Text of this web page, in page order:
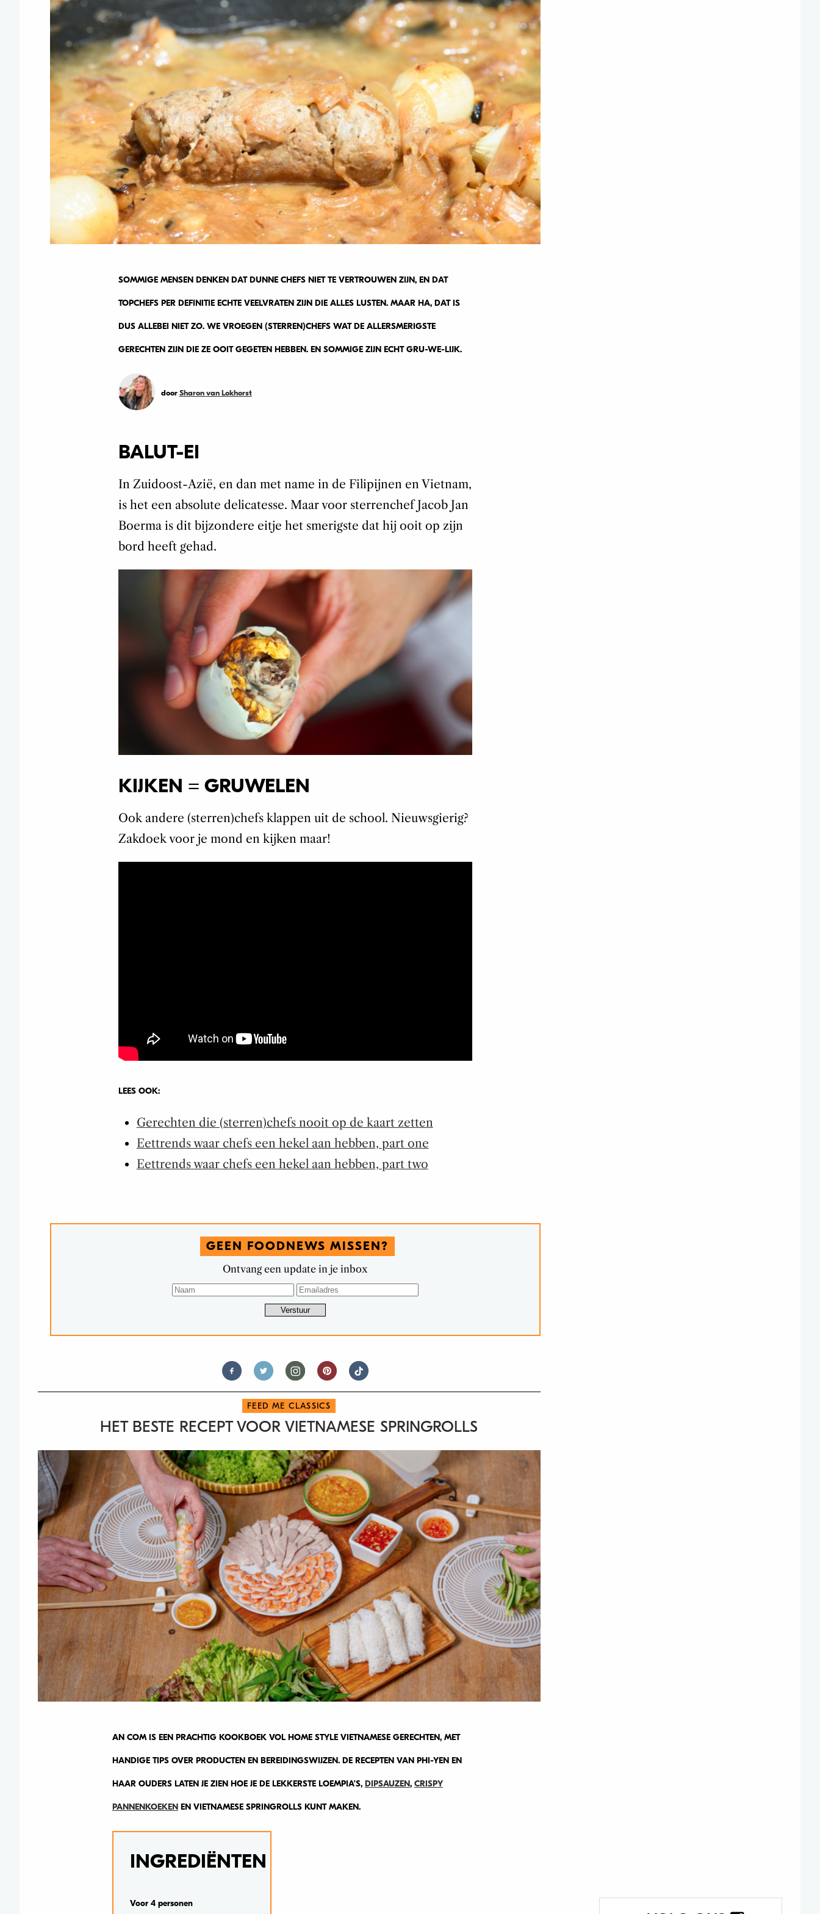
SOMMIGE MENSEN DENKEN DAT DUNNE CHEFS NIET TE VERTROUWEN ZIJN, EN DAT
TOPCHEFS PER DEFINITIE ECHTE VEELVRATEN ZIJN DIE ALLES LUSTEN. MAAR HA, DAT IS
DUS ALLEBEI NIET ZO. WE VROEGEN (STERREN)CHEFS WAT DE ALLERSMERIGSTE
GERECHTEN ZIJN DIE ZE OOIT GEGETEN HEBBEN. EN SOMMIGE ZIJN ECHT GRU-WE-LIJK.
door Sharon van Lokhorst
BALUT-EI
In Zuidoost-Azië, en dan met name in de Filipijnen en Vietnam,
is het een absolute delicatesse. Maar voor sterrenchef Jacob Jan
Boerma is dit bijzondere eitje het smerigste dat hij ooit op zijn
bord heeft gehad.
KIJKEN = GRUWELEN
Ook andere (sterren)chefs klappen uit de school. Nieuwsgierig?
Zakdoek voor je mond en kijken maar!
LEES OOK:
Gerechten die (sterren)chefs nooit op de kaart zetten
Eettrends waar chefs een hekel aan hebben, part one
Eettrends waar chefs een hekel aan hebben, part two
GEEN FOODNEWS MISSEN?
Ontvang een update in je inbox
FEED ME CLASSICS
HET BESTE RECEPT VOOR VIETNAMESE SPRINGROLLS
AN COM IS EEN PRACHTIG KOOKBOEK VOL HOME STYLE VIETNAMESE GERECHTEN, MET
HANDIGE TIPS OVER PRODUCTEN EN BEREIDINGSWIJZEN. DE RECEPTEN VAN PHI-YEN EN
HAAR OUDERS LATEN JE ZIEN HOE JE DE LEKKERSTE LOEMPIA’S, DIPSAUZEN, CRISPY
PANNENKOEKENEN VIETNAMESE SPRINGROLLS KUNT MAKEN.
INGREDIËNTEN
Voor 4 personen